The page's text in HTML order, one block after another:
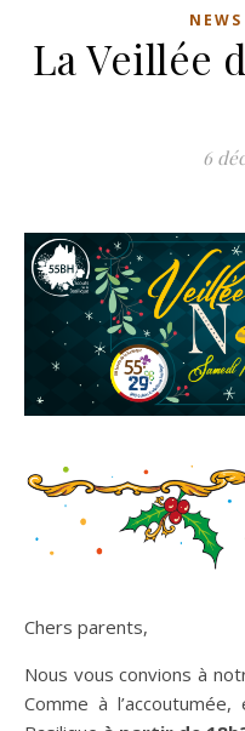
La Veillée
6
Chers parents,
Nous vous convions à
Comme à